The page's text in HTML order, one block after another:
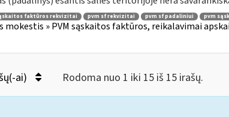
faktūros rekvizitai pvm sf rekvizitai pvm sf padaliniui pvm
mokestis » PVM sąskaitos faktūros, reikalavimai
ai) Rodoma nuo 1 iki 15 iš 15 irašų.